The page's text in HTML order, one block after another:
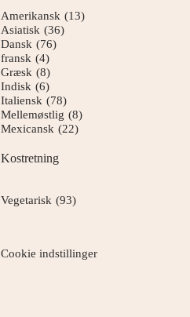
Amerikansk (13)
Asiatisk (36)
Dansk (76)
fransk (4)
Græsk (8)
Indisk (6)
Italiensk (78)
Mellemøstlig (8)
Mexicansk (22)
Kostretning
Vegetarisk (93)
Cookie indstillinger